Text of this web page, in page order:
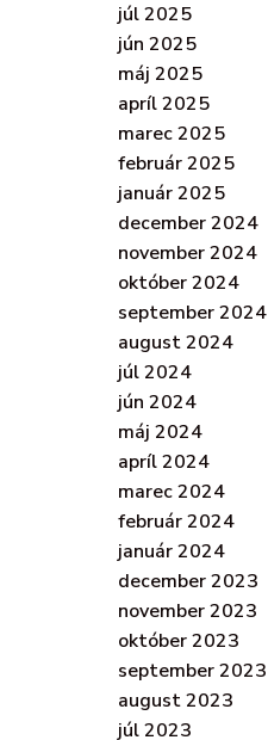
júl 2025
jún 2025
máj 2025
apríl 2025
marec 2025
február 2025
január 2025
december 2024
november 2024
október 2024
september 2024
august 2024
júl 2024
jún 2024
máj 2024
apríl 2024
marec 2024
február 2024
január 2024
december 2023
november 2023
október 2023
september 2023
august 2023
júl 2023